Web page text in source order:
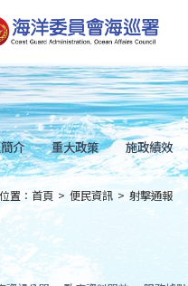
介 重大政策 施政績效
置： 首頁 > 便民資訊 > 射擊通報